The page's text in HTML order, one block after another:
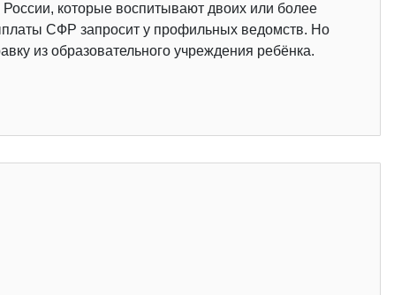
которые воспитывают двоих или более
СФР запросит у профильных ведомств. Но
из образовательного учреждения ребёнка.